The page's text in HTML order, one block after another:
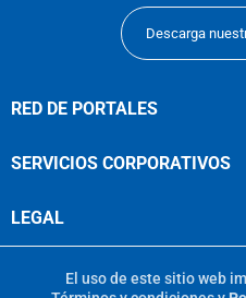
Descarga
RED DE PORTALES
SERVICIOS CORPORATIVOS
LEGAL
El uso de este sitio web